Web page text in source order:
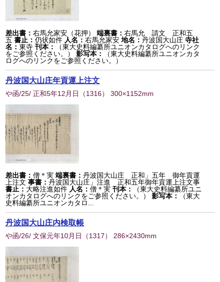
差出書：右馬允家安（花押） 端裏書：右馬允 請文 正和五
五 書止：仍状如件 人名：右馬允家安 地名：丹波国大山庄 寺社
名：東寺 刊本：
（東大史料編纂所ユニオンカタログへのリンク
をご参照ください。）
影写本：
（東大史料編纂所ユニオンカタ
ログへのリンクをご参照ください。）
丹波国大山庄年貢運上注文
や函/25/ 正和5年12月日 （1316） 300×1152mm
差出書：僧＊実 端裏書：丹波国大山庄 正和」五年 御年貢運
上注文 事書：丹波国大山庄」注進 正和五年御年貢運上注文事
書止： 大略注進如件 人名：僧＊実 刊本：
（東大史料編纂所ユニ
オンカタログへのリンクをご参照ください。）
影写本：
（東大
史料編纂所ユニオンカタロ...
丹波国大山庄内検取帳
や函/26/ 文保元年10月日 （1317） 286×2430mm